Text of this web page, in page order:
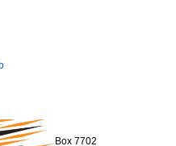
Box 7702